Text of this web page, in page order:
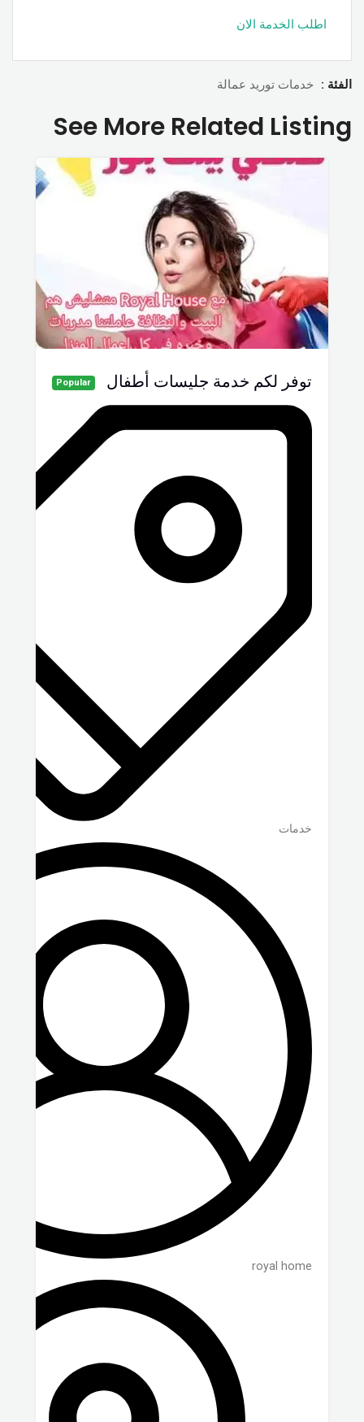
اطلب الخدمة الان
الفئة : خدمات توريد عمالة
See More Related Listing
توفر لكم خدمة جليسات أطفال Popular
خدمات
royal home